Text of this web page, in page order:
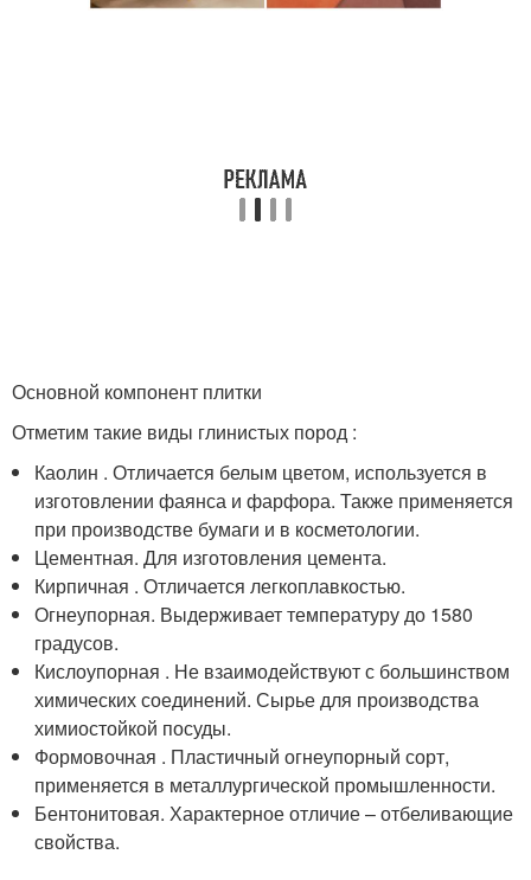
Основной компонент плитки
Отметим такие виды глинистых пород :
Каолин . Отличается белым цветом, используется в
изготовлении фаянса и фарфора. Также применяется
при производстве бумаги и в косметологии.
Цементная. Для изготовления цемента.
Кирпичная . Отличается легкоплавкостью.
Огнеупорная. Выдерживает температуру до 1580
градусов.
Кислоупорная . Не взаимодействуют с большинством
химических соединений. Сырье для производства
химиостойкой посуды.
Формовочная . Пластичный огнеупорный сорт,
применяется в металлургической промышленности.
Бентонитовая. Характерное отличие – отбеливающие
свойства.